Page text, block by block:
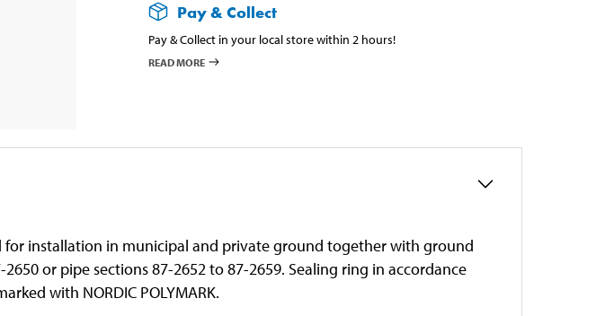
Pay & Collect
Pay & Collect in your local store within 2 hours!
READ MORE
for installation in municipal and private ground together with ground
or pipe sections 87-2652 to 87-2659. Sealing ring in accordance
with NORDIC POLYMARK.